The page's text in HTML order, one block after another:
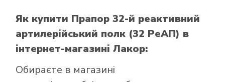
Як купити Прапор 32-й реактивний
артилерійський полк (32 РеАП) в
інтернет-магазині Лакор:
Обираєте в магазині